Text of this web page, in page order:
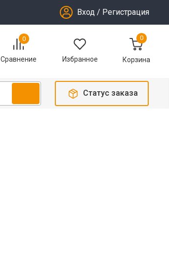
Вход / Регистрация
0
Сравнение Избранное
0
Корзина
Статус заказа